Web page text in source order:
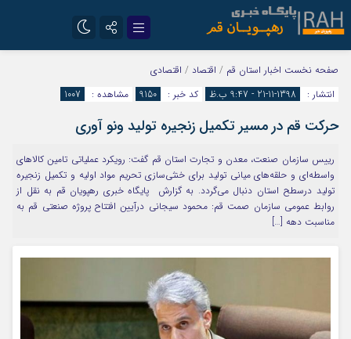
تلگرام
ایتا
صفحه نخست اخبار استان قم / اقتصاد / اقتصادی
انتشار :
1398-11-21 - 9:47 ب.ظ کد خبر : 9150 مشاهده : 1007
حرکت قم در مسیر تکمیل زنجیره تولید ونو آوری
رییس سازمان صنعت، معدن و تجارت استان قم گفت: رویکرد عملیاتی تامین کالاهای
واسطه‌ای و حلقه‌های میانی تولید برای خنثی‌سازی تحریم مواد اولیه و تکمیل زنجیره
تولید درسطح استان دنبال می‌گردد. به گزارش پایگاه خبری رهپویان قم به نقل از
روابط عمومی سازمان صمت قم: محمود سیجانی درآیین افتتاح پروژه صنعتی قم به
مناسبت دهه […]